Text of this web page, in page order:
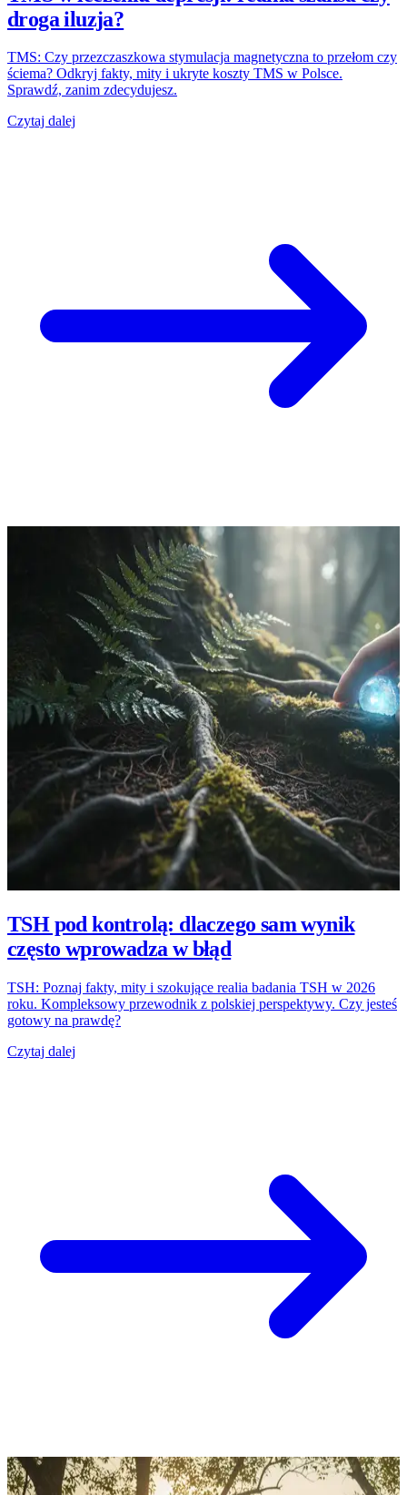
droga iluzja?
TMS: Czy przezczaszkowa stymulacja magnetyczna to przełom czy
ściema? Odkryj fakty, mity i ukryte koszty TMS w Polsce.
Sprawdź, zanim zdecydujesz.
Czytaj dalej
TSH pod kontrolą: dlaczego sam wynik
często wprowadza w błąd
TSH: Poznaj fakty, mity i szokujące realia badania TSH w 2026
roku. Kompleksowy przewodnik z polskiej perspektywy. Czy jesteś
gotowy na prawdę?
Czytaj dalej